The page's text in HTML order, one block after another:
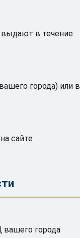
выдают в течение
города) или в
сайте
города